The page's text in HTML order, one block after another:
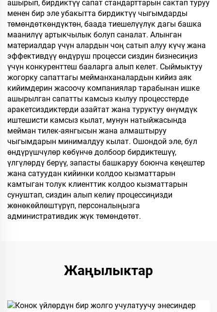
ашырып, бирдиктүү сапат стандарттарын сактап туруу
менен бир эле убакытта бирдиктүү чыгымдарды
төмөндөткөндүктөн, баада тиешелүүлүк дагы башка
маанилүү артыкчылык болуп саналат. Алынган
материалдар үчүн алардын чоң сатып алуу күчү жана
эффективдүү өндүрүш процесси сиздин бизнесиңиз
үчүн конкуренттеш бааларга алып келет. Сыймыктуу
жогорку сапаттагы мейманханалардын кийиз аяк
кийимдерин жасоочу компаниялар тарабынан ишке
ашырылган сапатты камсыз кылуу процесстерде
аракетсиздиктерди азайтат жана туруктуу өнүмдүк
иштешисти камсыз кылат, мунун натыйжасында
мейман тилек-аянгысын жана алмаштыруу
чыгымдарын минималдуу кылат. Ошондой эле, бул
өндүрүшчүлөр көбүнчө долбоор бирдиктешүү,
үлгүлөрдү берүү, запасты башкаруу боюнча кеңештер
жана сатуудан кийинки колдоо кызматтарын
камтыган толук клиенттик колдоо кызматтарын
сунуштап, сиздин алып келиү процессиңизди
жөнөкөйлөштүрүп, персоналыңызга
административдик жүк төмөндөтөт.
Жаңылыктар